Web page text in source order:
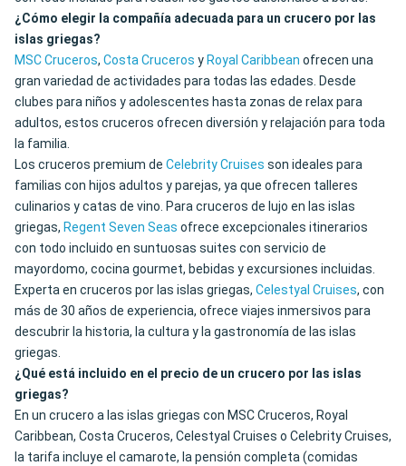
¿Cómo elegir la compañía adecuada para un crucero por las
islas griegas?
MSC Cruceros, Costa Cruceros y Royal Caribbean ofrecen una
gran variedad de actividades para todas las edades. Desde
clubes para niños y adolescentes hasta zonas de relax para
adultos, estos cruceros ofrecen diversión y relajación para toda
la familia.
Los cruceros premium de Celebrity Cruises son ideales para
familias con hijos adultos y parejas, ya que ofrecen talleres
culinarios y catas de vino. Para cruceros de lujo en las islas
griegas, Regent Seven Seas ofrece excepcionales itinerarios
con todo incluido en suntuosas suites con servicio de
mayordomo, cocina gourmet, bebidas y excursiones incluidas.
Experta en cruceros por las islas griegas, Celestyal Cruises, con
más de 30 años de experiencia, ofrece viajes inmersivos para
descubrir la historia, la cultura y la gastronomía de las islas
griegas.
¿Qué está incluido en el precio de un crucero por las islas
griegas?
En un crucero a las islas griegas con MSC Cruceros, Royal
Caribbean, Costa Cruceros, Celestyal Cruises o Celebrity Cruises,
la tarifa incluye el camarote, la pensión completa (comidas